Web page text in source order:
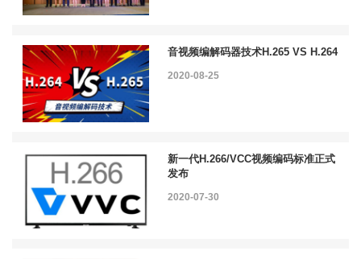
音视频编解码器技术H.265 VS H.264
2020-08-25
新一代H.266/VCC视频编码标准正式
发布
2020-07-30